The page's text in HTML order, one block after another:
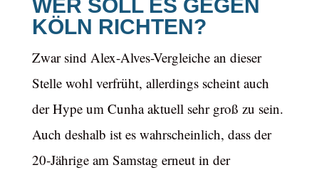
WER SOLL ES GEGEN
KÖLN RICHTEN?
Zwar sind Alex-Alves-Vergleiche an dieser
Stelle wohl verfrüht, allerdings scheint auch
der Hype um Cunha aktuell sehr groß zu sein.
Auch deshalb ist es wahrscheinlich, dass der
20-Jährige am Samstag erneut in der